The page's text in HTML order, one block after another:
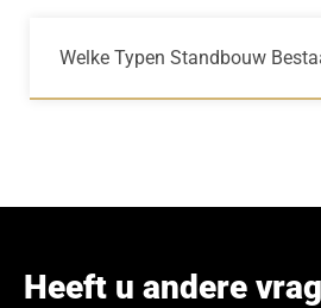
Welke Typen Standbouw
Heeft u andere